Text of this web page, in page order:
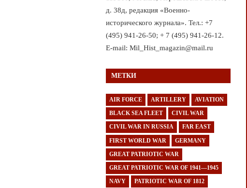
д. 38д, редакция «Военно-
исторического журнала». Тел.: +7
(495) 941-26-50; + 7 (495) 941-26-12.
E-mail: Mil_Hist_magazin@mail.ru
МЕТКИ
AIR FORCE ARTILLERY AVIATION
BLACK SEA FLEET CIVIL WAR
CIVIL WAR IN RUSSIA FAR EAST
FIRST WORLD WAR GERMANY
GREAT PATRIOTIC WAR
GREAT PATRIOTIC WAR OF 1941—1945
NAVY PATRIOTIC WAR OF 1812